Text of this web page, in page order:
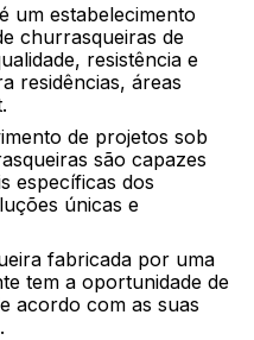
é um estabelecimento
churrasqueiras de
resistência e
residências, áreas
de projetos sob
são capazes
específicas dos
únicas e
fabricada por uma
tem a oportunidade de
acordo com as suas